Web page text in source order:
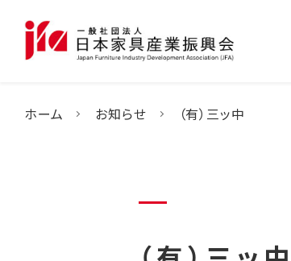
ホーム お知らせ （有）三ッ中